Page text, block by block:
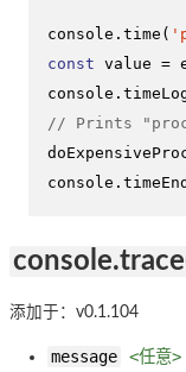
console . time (
const value =
console .
// Prints
console . timeEnd
添加于：v0.1.104
message
<任意>